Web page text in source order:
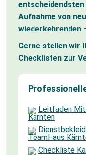
Aufnahme von
wiederkehrenden
Gerne stellen wir
Checklisten zur
Leitfaden
Kärnten
TeamHaus
Checkliste